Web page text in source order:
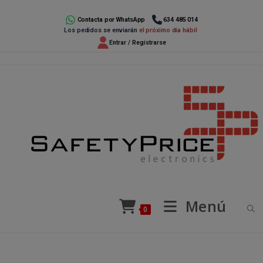
Contacta por WhatsApp
634 485 014
Los pedidos se enviarán el próximo día hábil
Entrar / Registrarse
0 Menú